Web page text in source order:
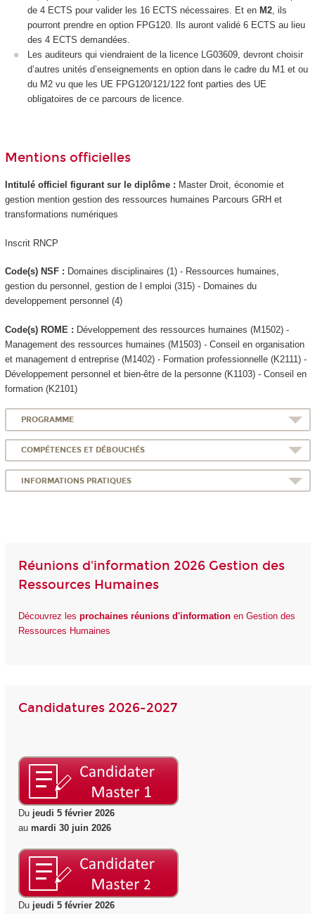
de 4 ECTS pour valider les 16 ECTS nécessaires. Et en M2 , ils
pourront prendre en option FPG120. Ils auront validé 6 ECTS au lieu
des 4 ECTS demandées.
Les auditeurs qui viendraient de la licence LG03609, devront choisir
d’autres unités d’enseignements en option dans le cadre du M1 et ou
du M2 vu que les UE FPG120/121/122 font parties des UE
obligatoires de ce parcours de licence.
Mentions officielles
Intitulé officiel figurant sur le diplôme : Master Droit, économie et
gestion mention gestion des ressources humaines Parcours GRH et
transformations numériques
Inscrit RNCP
Code(s) NSF : Domaines disciplinaires (1) - Ressources humaines,
gestion du personnel, gestion de l emploi (315) - Domaines du
developpement personnel (4)
Code(s) ROME : Développement des ressources humaines (M1502) -
Management des ressources humaines (M1503) - Conseil en organisation
et management d entreprise (M1402) - Formation professionnelle (K2111) -
Développement personnel et bien-être de la personne (K1103) - Conseil en
formation (K2101)
PROGRAMME
COMPÉTENCES ET DÉBOUCHÉS
INFORMATIONS PRATIQUES
Réunions d'information 2026 Gestion des
Ressources Humaines
Découvrez les prochaines réunions d'informationen Gestion des
Ressources Humaines
Candidatures 2026-2027
Du jeudi 5 février 2026
au mardi 30 juin 2026
Du jeudi 5 février 2026